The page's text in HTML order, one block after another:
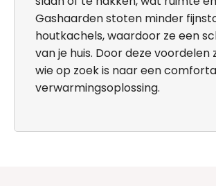
Gashaarden stoten minder
houtkachels, waardoor ze een
van je huis. Door deze
wie op zoek is naar een
verwarmingsoplossing.